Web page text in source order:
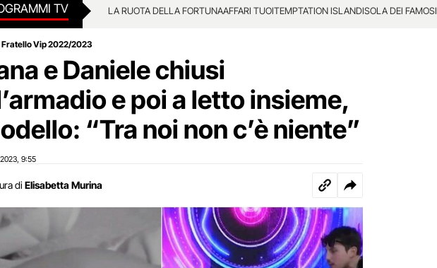
TV LA RUOTA DELLA FORTUNAAFFARI TUOITEMPTATION ISLANDISOLA DEI FAMOSI
Fratello Vip 2022/2023
e Daniele chiusi
e poi a letto insieme,
“Tra noi non c’è niente”
9:55
di Elisabetta Murina